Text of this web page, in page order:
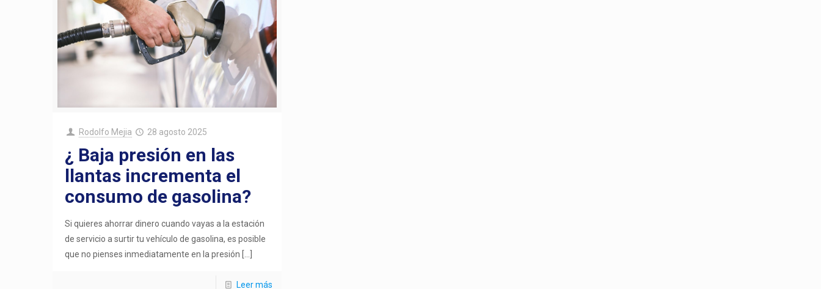
Rodolfo Mejia 28 agosto 2025
¿ Baja presión en las
llantas incrementa el
consumo de gasolina?
Si quieres ahorrar dinero cuando vayas a la estación
de servicio a surtir tu vehículo de gasolina, es posible
que no pienses inmediatamente en la presión
Leer más